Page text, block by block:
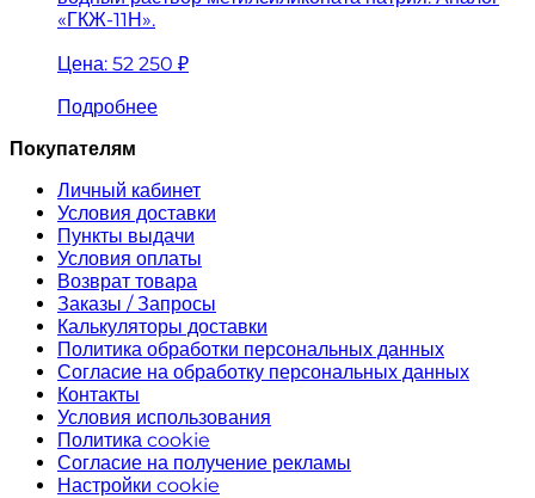
«ГКЖ-11Н».
Цена: 52 250 ₽
Подробнее
Покупателям
Личный кабинет
Условия доставки
Пункты выдачи
Условия оплаты
Возврат товара
Заказы / Запросы
Калькуляторы доставки
Политика обработки персональных данных
Согласие на обработку персональных данных
Контакты
Условия использования
Политика cookie
Согласие на получение рекламы
Настройки cookie